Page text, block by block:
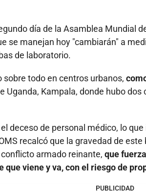
día de la Asamblea Mundial
se manejan hoy "cambiarán" a
de laboratorio.
todo en centros urbanos,
Uganda, Kampala, donde hubo
deceso de personal médico, lo
recalcó que la gravedad de
armado reinante, que
que viene y va, con el riesgo de
PUBLICIDAD